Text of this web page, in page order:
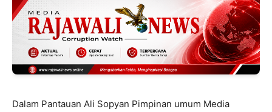
Dalam Pantauan Ali Sopyan Pimpinan umum Media